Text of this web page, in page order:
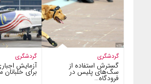
گردشگری
آزمایش
برای خلبانان
گردشگری
گسترش استفاده از
سگ‌های پلیس در
فرودگاه…